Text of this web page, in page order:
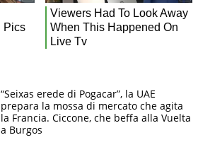
“Seixas erede di Pogacar”, la UAE
prepara la mossa di mercato che agita
la Francia. Ciccone, che beffa alla Vuelta
a Burgos